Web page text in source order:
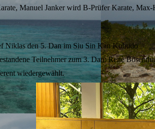
Manuel Janker wird B-Prüfer Karate,
Niklas den 5. Dan im Siu Sin Kan Kobudo
Teilnehmer zum 3. Dan: Renè
wiedergewählt.